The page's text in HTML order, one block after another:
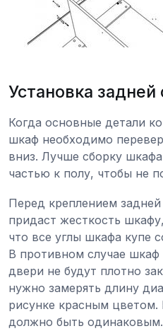
Установка
Когда основные детали
шкаф необходимо
вниз. Лучше сборку
частью к полу, чтобы не
Перед креплением
придаст жесткость
что все углы шкафа купе
В противном случае шкаф
двери не будут плотно
нужно замерять длину
рисунке красным цветом.
должно быть